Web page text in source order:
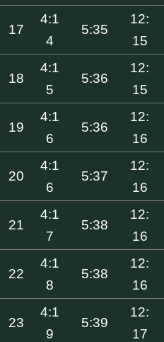
17
4:1
4
5:35
12:
15
18
4:1
5
5:36
12:
15
19
4:1
6
5:36
12:
16
20
4:1
6
5:37
12:
16
21
4:1
7
5:38
12:
16
22
4:1
8
5:38
12:
16
23
4:1
9
5:39
12:
17